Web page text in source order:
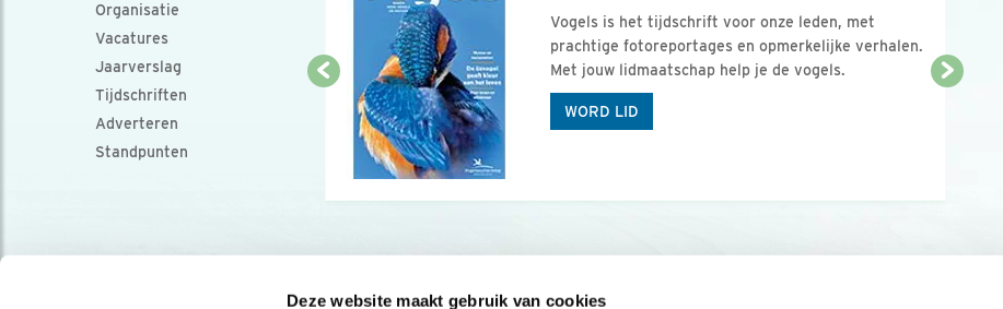
Deze website maakt gebruik van cookies
Organisatie
Vacatures
Jaarverslag
Tijdschriften
Adverteren
Standpunten
Vogels is het tijdschrift voor onze leden, met
prachtige fotoreportages en opmerkelijke verhalen.
Met jouw lidmaatschap help je de vogels.
WORD LID